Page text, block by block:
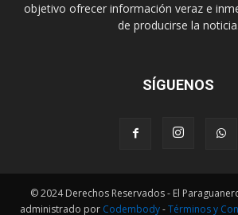
objetivo ofrecer información veraz e
de producirse la noticia.
SÍGUENOS
© 2024 Derechos Reservados - El
administrado por Codembody-Términos y